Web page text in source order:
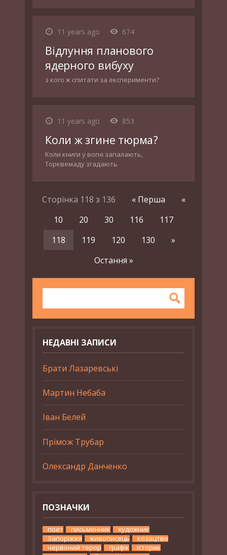
11 years ago 674
Відлуння планового
ядерного вибуху
з кого ж спитати за експерименти?
11 years ago 853
Коли ж згине тюрма?
Коли книги у вогні запалають,
Торквемаду згадають
Сторінка 118 з 136 « Перша
«
10
20 30 116
117
118
119 120 130
»
Остання »
НЕДАВНІ ЗАПИСИ
Брати Лазаревські
Мартин Небаба
Іван Белей
Прімож Трубар
Олександр Данченко
ПОЗНАЧКИ
поет письменник
художник
Запоріжжя
живописець
козацтво
червоний терор
графік
історик